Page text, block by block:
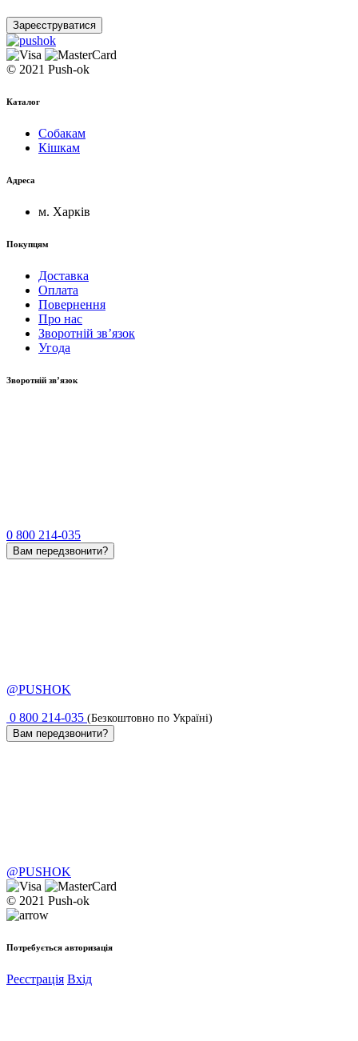
Зареєструватися
© 2021 Push-ok
Каталог
Собакам
Кішкам
Адреса
м. Харків
Покупцям
Доставка
Оплата
Повернення
Про нас
Зворотній зв’язок
Угода
Зворотній зв’язок
0 800 214-035
Вам передзвонити?
@PUSHOK
0 800 214-035 (Безкоштовно по Україні)
Вам передзвонити?
@PUSHOK
© 2021 Push-ok
Потребується авторизація
Реєстрація Вхід